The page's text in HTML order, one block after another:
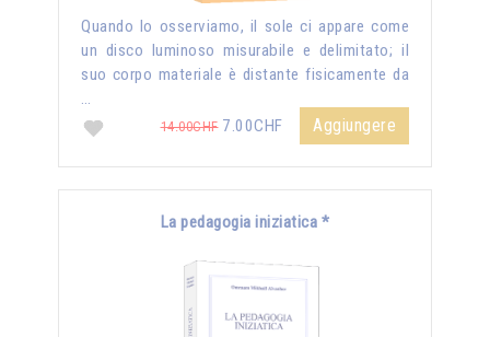
Quando lo osserviamo, il sole ci appare come
un disco luminoso misurabile e delimitato; il
suo corpo materiale è distante fisicamente da
…
14.00CHF7.00CHF Aggiungere
La pedagogia iniziatica *